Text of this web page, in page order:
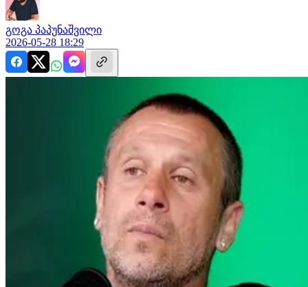
გოგა პაპუნაშვილი
2026-05-28 18:29